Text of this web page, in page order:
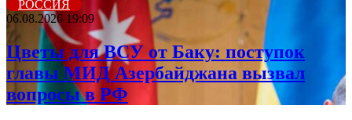
РОССИЯ
06.08.2026 19:09
Цветы для ВСУ от Баку: поступок
главы МИД Азербайджана вызвал
вопросы в РФ